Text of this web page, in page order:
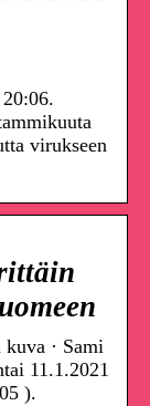
virukseen
kuva · Sami
11.1.2021
).